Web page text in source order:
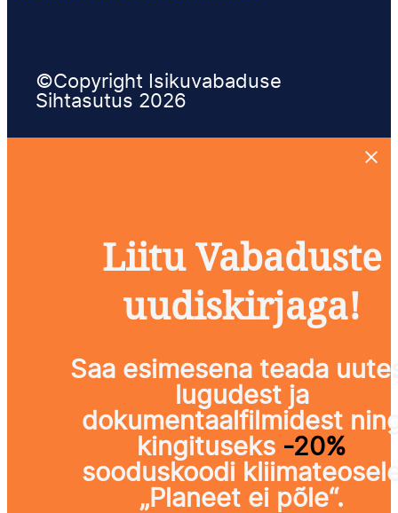
©Copyright Isikuvabaduse
Sihtasutus 2026
Liitu Vabaduste
uudiskirjaga!
Saa esimesena teada
lugudest ja
dokumentaalfilmidest
kingituseks -20%
sooduskoodi
„Planeet ei põle“.